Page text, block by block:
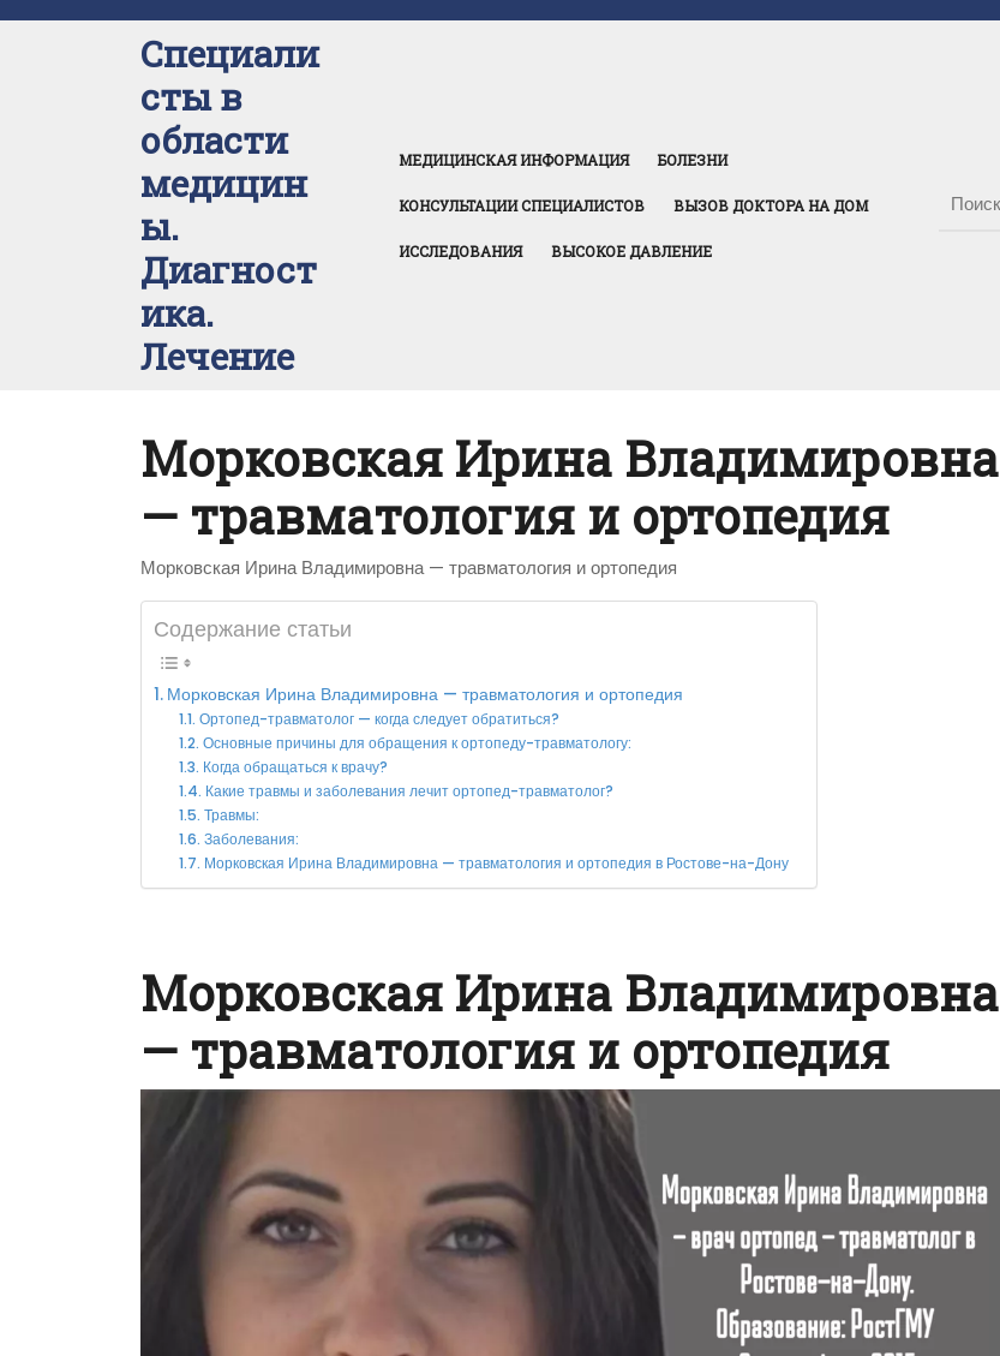
Специали
сты в
области
медицин
ы.
Диагност
ика.
Лечение
МЕДИЦИНСКАЯ ИНФОРМАЦИЯ БОЛЕЗНИ
КОНСУЛЬТАЦИИ СПЕЦИАЛИСТОВ ВЫЗОВ ДОКТОРА НА ДОМ
ИССЛЕДОВАНИЯ ВЫСОКОЕ ДАВЛЕНИЕ
Морковская Ирина Владимировна
— травматология и ортопедия
Морковская Ирина Владимировна — травматология и ортопедия
Содержание статьи
Морковская Ирина Владимировна — травматология и ортопедия
Ортопед-травматолог — когда следует обратиться?
Основные причины для обращения к ортопеду-травматологу:
Когда обращаться к врачу?
Какие травмы и заболевания лечит ортопед-травматолог?
Травмы:
Заболевания:
Морковская Ирина Владимировна — травматология и ортопедия в Ростове-на-Дону
Морковская Ирина Владимировна
— травматология и ортопедия